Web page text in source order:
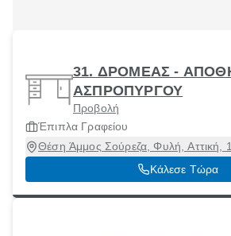
31. ΔΡΟΜΕΑΣ -
ΑΣΠΡΟΠΥΡΓΟΥ
Προβολή
Έπιπλα Γραφείου
Θέση Άμμος Σούρεζα, Φυλή, Αττική,
Κάλεσε Τώρα